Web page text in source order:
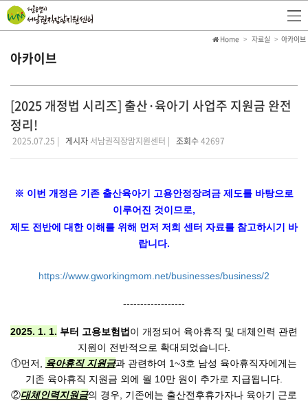
아카이브
Home 자료실 아카이브
[2025 개정법 시리즈] 출산·육아기 사업주 지원금 완전
정리!
2025.07.25 | 게시자 서남권직장맘지원센터 | 조회수42697
※ 이번 개정은 기존 출산육아기 고용안정장려금 제도를 바탕으로
이루어진 것이므로,
제도 전반에 대한 이해를 위해 먼저 저희 센터 자료를 참고하시기 바
랍니다.
https://www.gworkingmom.net/businesses/business/2
------------------
2025. 1. 1. 부터 고용보험법 이 개정되어 육아휴직 및 대체인력 관련
지원이 전반적으로 확대되었습니다.
①먼저,
육아휴직 지원금과 관련하여 1~3호 남성 육아휴직자에게는
기존 육아휴직 지원금 외에 월 10만 원이 추가로 지급됩니다.
②대체인력지원금의 경우, 기존에는 출산전후휴가자나 육아기 근로